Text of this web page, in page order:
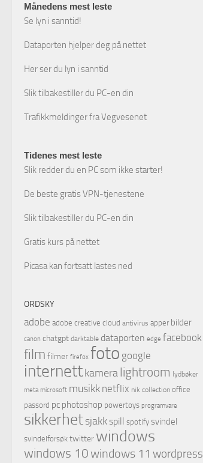
Månedens mest leste
Se lyn i sanntid!
Dataporten hjelper deg på nettet
Her ser du lyn i sanntid
Slik tilbakestiller du PC-en din
Trafikkmeldinger fra Vegvesenet
Tidenes mest leste
Slik redder du en PC som ikke starter!
De beste gratis VPN-tjenestene
Slik tilbakestiller du PC-en din
Gratis kurs på nettet
Picasa kan fortsatt lastes ned
ORDSKY
adobe adobe creative cloud antivirus apper bilder
canon chatgpt darktable dataporten edge facebook
film filmer firefox foto google
internettkameralightroom lydbøker
meta microsoft musikk netflix nik collection office
passord pc photoshop powertoys programvare
sikkerhetsjakkspill spotify svindel
svindelforsøk twitter windows
windows 10windows 11 wordpress